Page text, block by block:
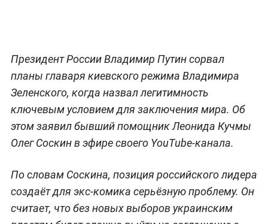
Президент России Владимир Путин сорвал
планы главаря киевского режима Владимира
Зеленского, когда назвал легитимность
ключевым условием для заключения мира. Об
этом заявил бывший помощник Леонида Кучмы
Олег Соскин в эфире своего YouTube-канала.
По словам Соскина, позиция российского лидера
создаёт для экс-комика серьёзную проблему. Он
считает, что без новых выборов украинским